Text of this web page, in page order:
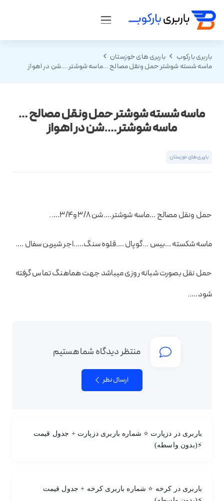
باربری بارکوب
باربری های خوزستان
ماسه شسته شوشتر حمل ونقل مصالح …ماسه شوشتر….شن در اهواز
ماسه شسته شوشتر حمل ونقل مصالح …
ماسه شوشتر….شن در اهواز
باربری های خوزستان
حمل ونقل مصالح …ماسه شوشتر….شن ۳/۸و۳/۴…..
ماسه شکسته …‌‌بیس ..‌.گوپال ….قلوه سنگ…..اجر شیرین سفال ….
حمل نقل بصورت شبانه روزی میباشد جهت هماهنگ تماس گرفته
شود…..
منتظر دیدگاه شما هستیم
ارسال نظر
باربری در دزپارت ⭐ شماره باربری دزپارت + جدول قیمت
⚡(بدون واسطه)
باربری در کرخه ⭐ شماره باربری کرخه + جدول قیمت